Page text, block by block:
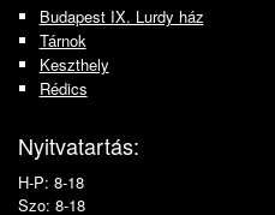
Budapest IX. Lurdy ház
Tárnok
Keszthely
Rédics
Nyitvatartás:
H-P: 8-18
Szo: 8-18